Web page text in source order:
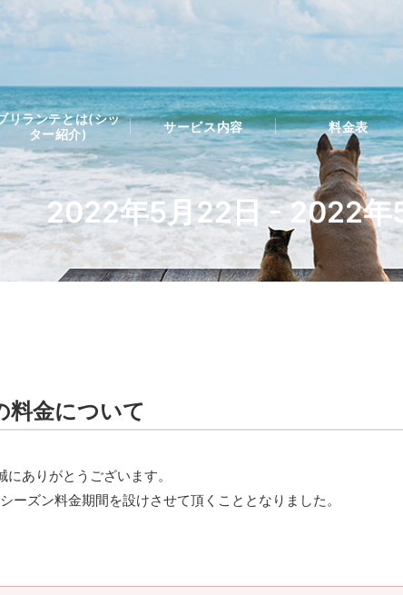
2022年5月22日 - 2022年
金について
ありがとうございます。
ーズン料金期間を設けさせて頂くこととなりました。
リランテとは(シッ
ター紹介)
サービス内容 料金表